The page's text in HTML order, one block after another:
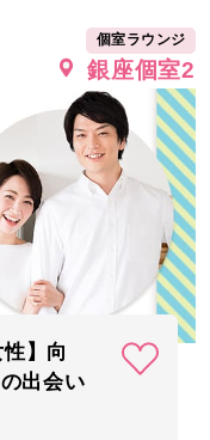
個室ラウンジ
銀座個室2
】向
出会い